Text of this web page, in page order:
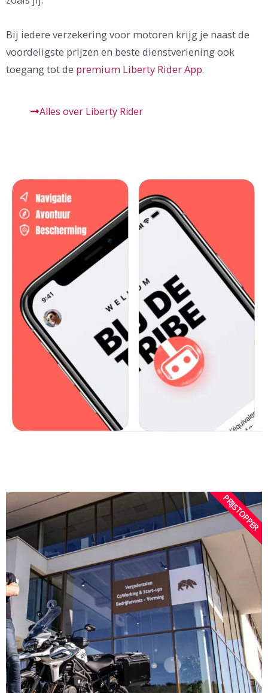
Bij iedere verzekering voor motoren krijg je naast de
voordeligste prijzen en beste dienstverlening ook
toegang tot de premium Liberty Rider App.
Alles over Liberty Rider
PRIJSTOPPER